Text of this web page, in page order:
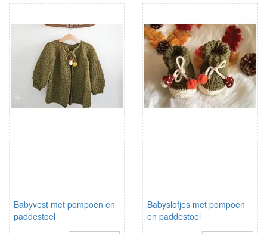
Babyvest met pompoen en
paddestoel
Babyslofjes met pompoen
en paddestoel